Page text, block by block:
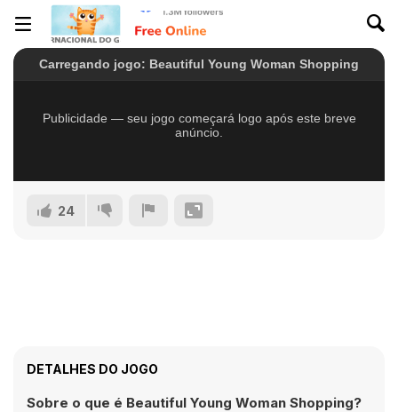
24
DETALHES DO JOGO
Sobre o que é Beautiful Young Woman Shopping?